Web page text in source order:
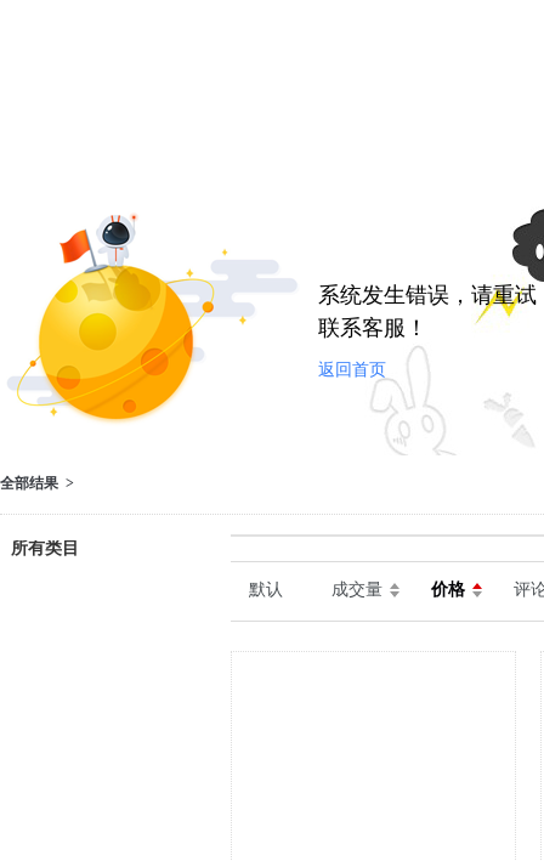
系统发生错误，请重
联系客服！
返回首页
全部结果 >
所有类目
默认 成交量 价格 评